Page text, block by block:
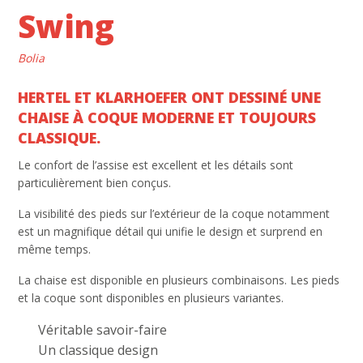
Swing
Bolia
HERTEL ET KLARHOEFER ONT DESSINÉ UNE
CHAISE À COQUE MODERNE ET TOUJOURS
CLASSIQUE.
Le confort de l’assise est excellent et les détails sont
particulièrement bien conçus.
La visibilité des pieds sur l’extérieur de la coque notamment
est un magnifique détail qui unifie le design et surprend en
même temps.
La chaise est disponible en plusieurs combinaisons. Les pieds
et la coque sont disponibles en plusieurs variantes.
Véritable savoir-faire
Un classique design